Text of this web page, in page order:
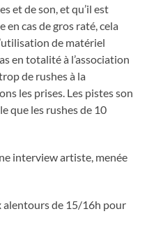
et de son, et qu’il est
en cas de gros raté, cela
de matériel
en totalité à l’association
de rushes à la
les prises. Les pistes son
que les rushes de 10
interview artiste, menée
alentours de 15/16h pour